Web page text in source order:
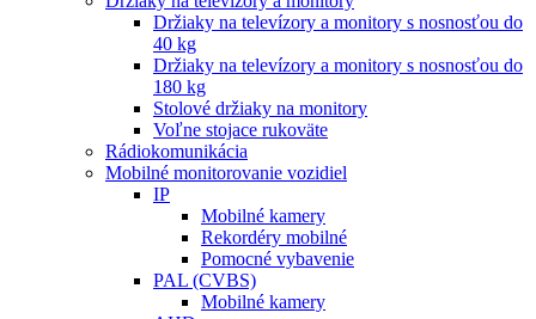
Držiaky na televízory a monitory s nosnosťou do
40 kg
Držiaky na televízory a monitory s nosnosťou do
180 kg
Stolové držiaky na monitory
Voľne stojace rukoväte
Rádiokomunikácia
Mobilné monitorovanie vozidiel
IP
Mobilné kamery
Rekordéry mobilné
Pomocné vybavenie
PAL (CVBS)
Mobilné kamery